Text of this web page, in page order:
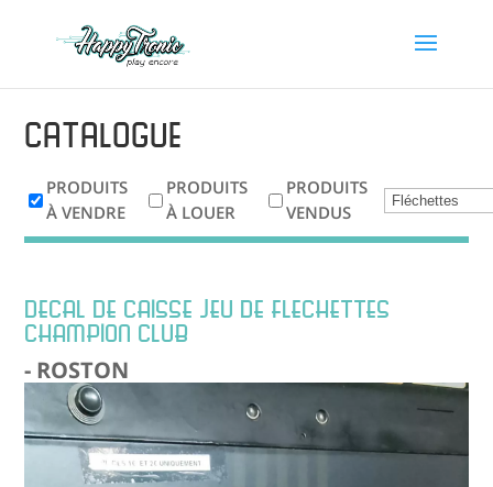
Catalogue
PRODUITS
À VENDRE
PRODUITS
À LOUER
PRODUITS
VENDUS
DECAL DE CAISSE JEU DE FLECHETTES
CHAMPION CLUB
- ROSTON